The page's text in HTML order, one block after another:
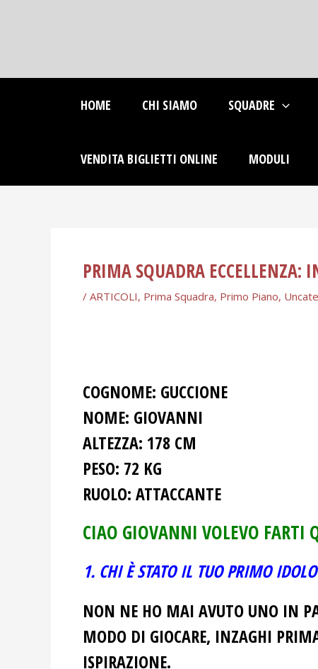
HOME CHI SIAMO SQUADRE
VENDITA BIGLIETTI ONLINE MODULI
PRIMA SQUADRA ECCELLENZA:
/ ARTICOLI, Prima Squadra, Primo Piano,
COGNOME: GUCCIONE
NOME: GIOVANNI
ALTEZZA: 178 CM
PESO: 72 KG
RUOLO: ATTACCANTE
CIAO GIOVANNI VOLEVO FARTI
1. CHI È STATO IL TUO PRIMO
NON NE HO MAI AVUTO UNO IN
MODO DI GIOCARE, INZAGHI
ISPIRAZIONE.